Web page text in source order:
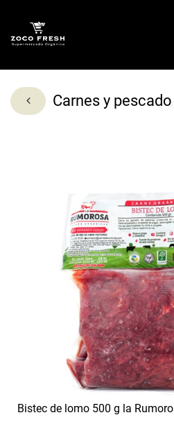
Carnes y pescado
Bistec de lomo 500 g la